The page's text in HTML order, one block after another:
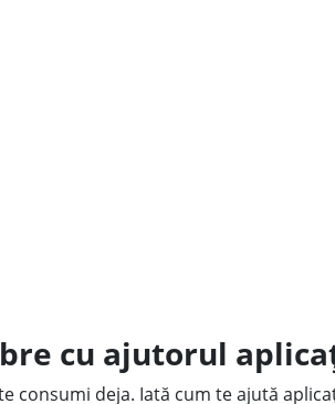
cu ajutorul
consumi deja. Iată cum te ajută